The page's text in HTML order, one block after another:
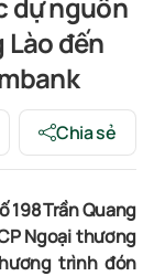
đến
Chia sẻ
198 Trần Quang
Ngoại thương
trình đón